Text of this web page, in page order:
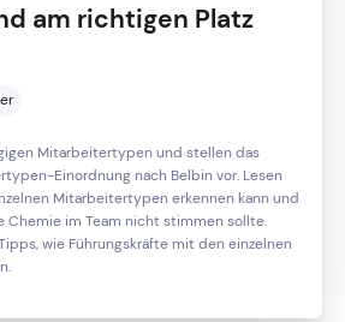
am richtigen Platz
Mitarbeitertypen und stellen das
Einordnung nach Belbin vor. Lesen
Mitarbeitertypen erkennen kann und
Chemie im Team nicht stimmen sollte.
wie Führungskräfte mit den einzelnen